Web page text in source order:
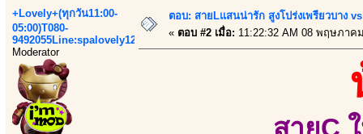
+Lovely+(ทุกวัน11:00-
05:00)T080-
9492055Line:spalovely123
Moderator
ตอบ: สายLแสนน่ารัก สูงโปร่งเพรียวบาง
« ตอบ #2 เมื่อ: 11:22:32 AM 08 พฤษภาค
สายC